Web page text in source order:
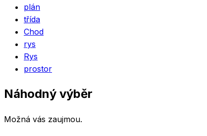
plán
třída
Chod
rys
Rys
prostor
Náhodný výběr
Možná vás zaujmou.